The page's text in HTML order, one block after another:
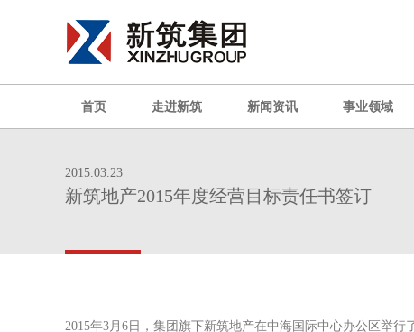
首页 走进新筑 新闻资讯 事业领域
2015.03.23
新筑地产2015年度经营目标责任书签订
2015年3月 6 日 ，集团旗下新筑地产在中海国际中心办公区举行